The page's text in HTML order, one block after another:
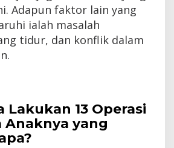
Adapun faktor lain yang
ialah masalah
tidur, dan konflik dalam
Lakukan 13 Operasi
Anaknya yang